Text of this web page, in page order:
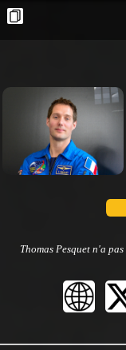
Thomas Pesquet n'a